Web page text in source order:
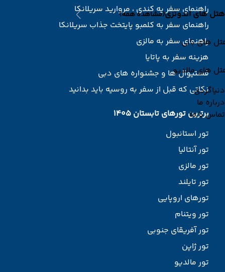
هتل های اندونزی(مشاهده همه)
های بالی
های مالدیو
دنیاگردی
درباره ما
تماس با ما
راهنمای سفر یه کندی ، مروارید سریلانکا
راهنمای سفر به کلمبو پایتخت جذاب سریلانکا
راهنمای سفر به مالزی
هزینه سفر به پاتایا
فستیوال ها و جشنواره های دبی
نکاتی که قبل از سفر به روسیه باید بدانید
برترین تورهای تابستان 1405
تور استانبول
تور آنتالیا
تور مالزی
تور تایلند
تورهای اروپایی
تور ویتنام
تور آفریقای جنوبی
تور ژاپن
تور مالدیو